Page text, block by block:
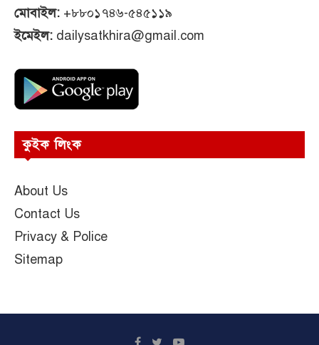
মোবাইল: +৮৮০১৭৪৬-৫৪৫১১৯
ইমেইল: dailysatkhira@gmail.com
কুইক লিংক
About Us
Contact Us
Privacy & Police
Sitemap